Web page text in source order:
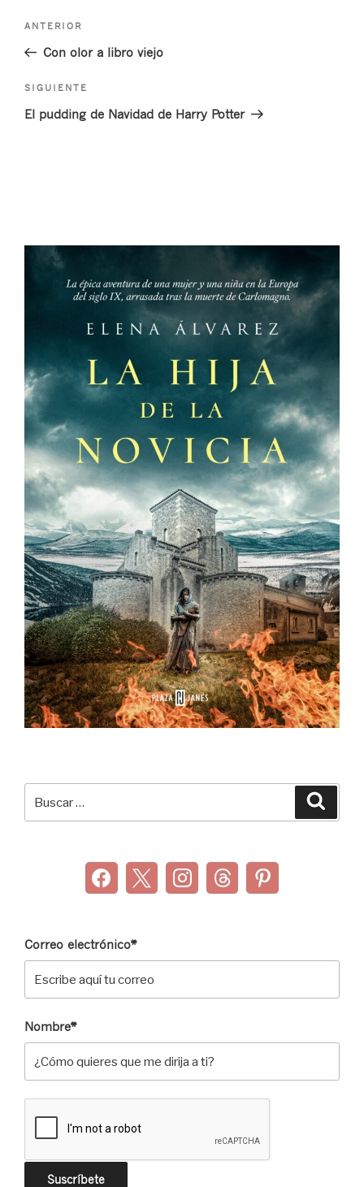
Navegación
entradas
Entrada
anterior:
ANTERIOR
Con olor a libro viejo
Siguiente
entrada
SIGUIENTE
El pudding de Navidad de Harry Potter
por:
Correo electrónico*
Nombre*